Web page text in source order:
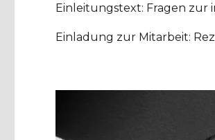
Einleitungstext: Fragen zur
Einladung zur Mitarbeit: